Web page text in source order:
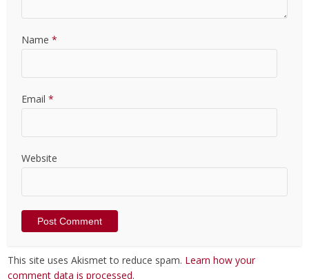
Name *
Email *
Website
This site uses Akismet to reduce spam. Learn how your
comment data is processed.